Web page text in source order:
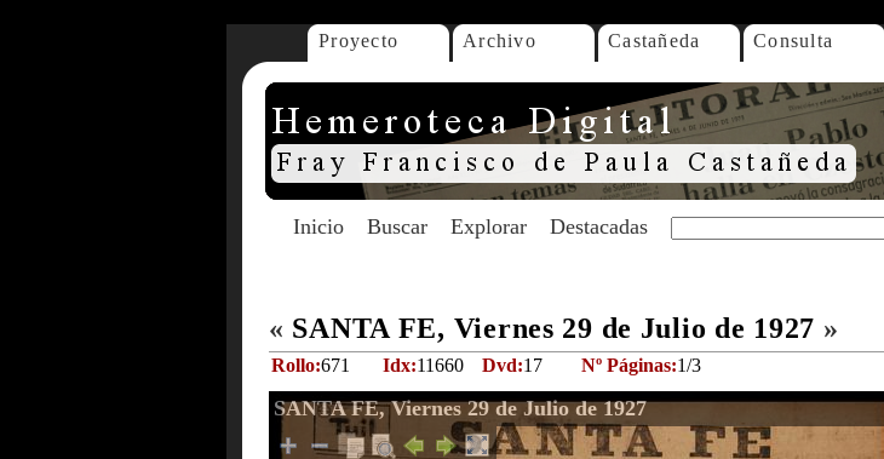
Proyecto Archivo Castañeda Consulta
Inicio Buscar Explorar Destacadas
« SANTA FE, Viernes 29 de Julio de 1927 »
Rollo:671 Idx:11660 Dvd:17 Nº Páginas:1/3
SANTA FE, Viernes 29 de Julio de 1927